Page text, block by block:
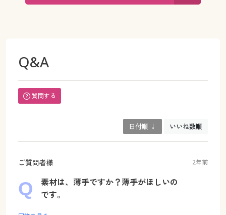
Q&A
質問する
日付順 ↓ いいね数順
ご質問者様 2年前
素材は、薄手ですか？薄手がほしいの
です。